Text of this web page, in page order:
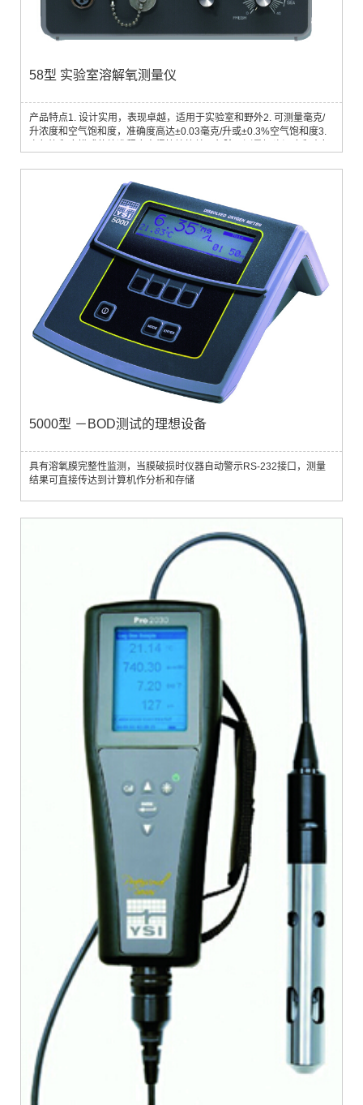
58型 实验室溶解氧测量仪
产品特点1. 设计实用，表现卓越，适用于实验室和野外2. 可测量毫克/
升浓度和空气饱和度，准确度高达±0.03毫克/升或±0.3%空气饱和度3.
至20毫克/升或0至200%空气饱和度，特别适合过饱和水样的测量5. 自
动温度补偿，排除了因水温变化所引起的膜渗透系数和氧气溶解度的效
应6. 直拨式盐度输入，补偿范...
5000型 －BOD测试的理想设备
具有溶氧膜完整性监测，当膜破损时仪器自动警示RS-232接口，测量
结果可直接传达到计算机作分析和存储